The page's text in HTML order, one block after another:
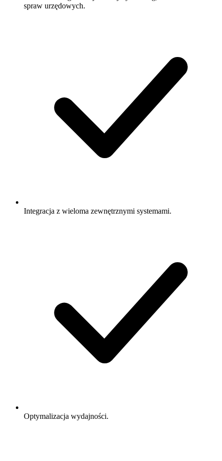
spraw urzędowych.
Integracja z wieloma zewnętrznymi systemami.
Optymalizacja wydajności.